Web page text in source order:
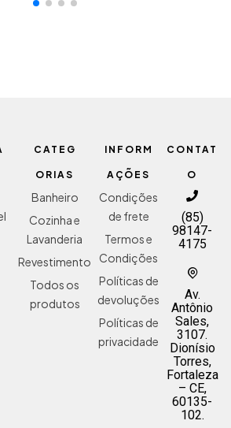
CATEG
ORIAS
Banheiro
Cozinha e
Lavanderia
Revestimento
Todos os
produtos
INFORM
AÇÕES
Condições
de frete
Termos e
Condições
Políticas de
devoluções
Políticas de
privacidade
CONTAT
O
(85)
98147-
4175
Av.
Antônio
Sales,
3107.
Dionísio
Torres,
Fortaleza
– CE,
60135-
102.